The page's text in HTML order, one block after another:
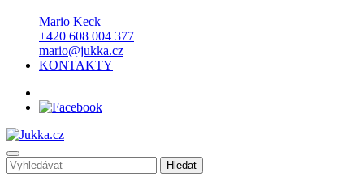
Mario Keck
+420 608 004 377
mario@jukka.cz
KONTAKTY